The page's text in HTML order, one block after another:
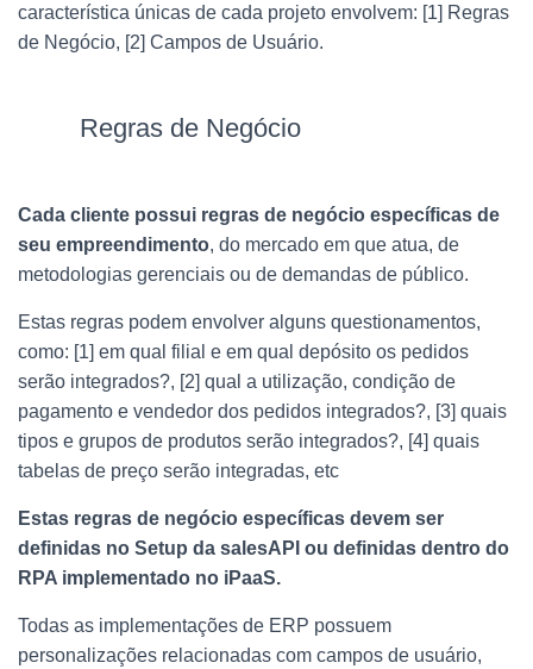
característica únicas de cada projeto envolvem: [1] Regras
de Negócio, [2] Campos de Usuário.
Regras de Negócio
Cada cliente possui regras de negócio específicas de
seu empreendimento, do mercado em que atua, de
metodologias gerenciais ou de demandas de público.
Estas regras podem envolver alguns questionamentos,
como: [1] em qual filial e em qual depósito os pedidos
serão integrados?, [2] qual a utilização, condição de
pagamento e vendedor dos pedidos integrados?, [3] quais
tipos e grupos de produtos serão integrados?, [4] quais
tabelas de preço serão integradas, etc
Estas regras de negócio específicas devem ser
definidas no Setup da salesAPI ou definidas dentro do
RPA implementado no iPaaS.
Todas as implementações de ERP possuem
personalizações relacionadas com campos de usuário,